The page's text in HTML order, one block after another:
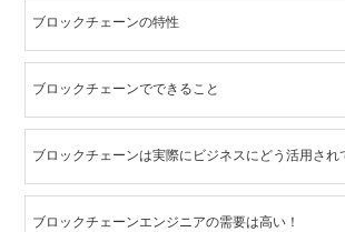
ブロックチェーンの特性
ブロックチェーンでできること
ブロックチェーンは実際にビジネスにどう活用され
ブロックチェーンエンジニアの需要は高い！